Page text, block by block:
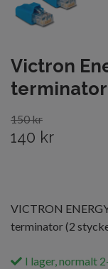
Victron
terminator
150 kr
140 kr
VICTRON
terminator (2
I lager, normalt